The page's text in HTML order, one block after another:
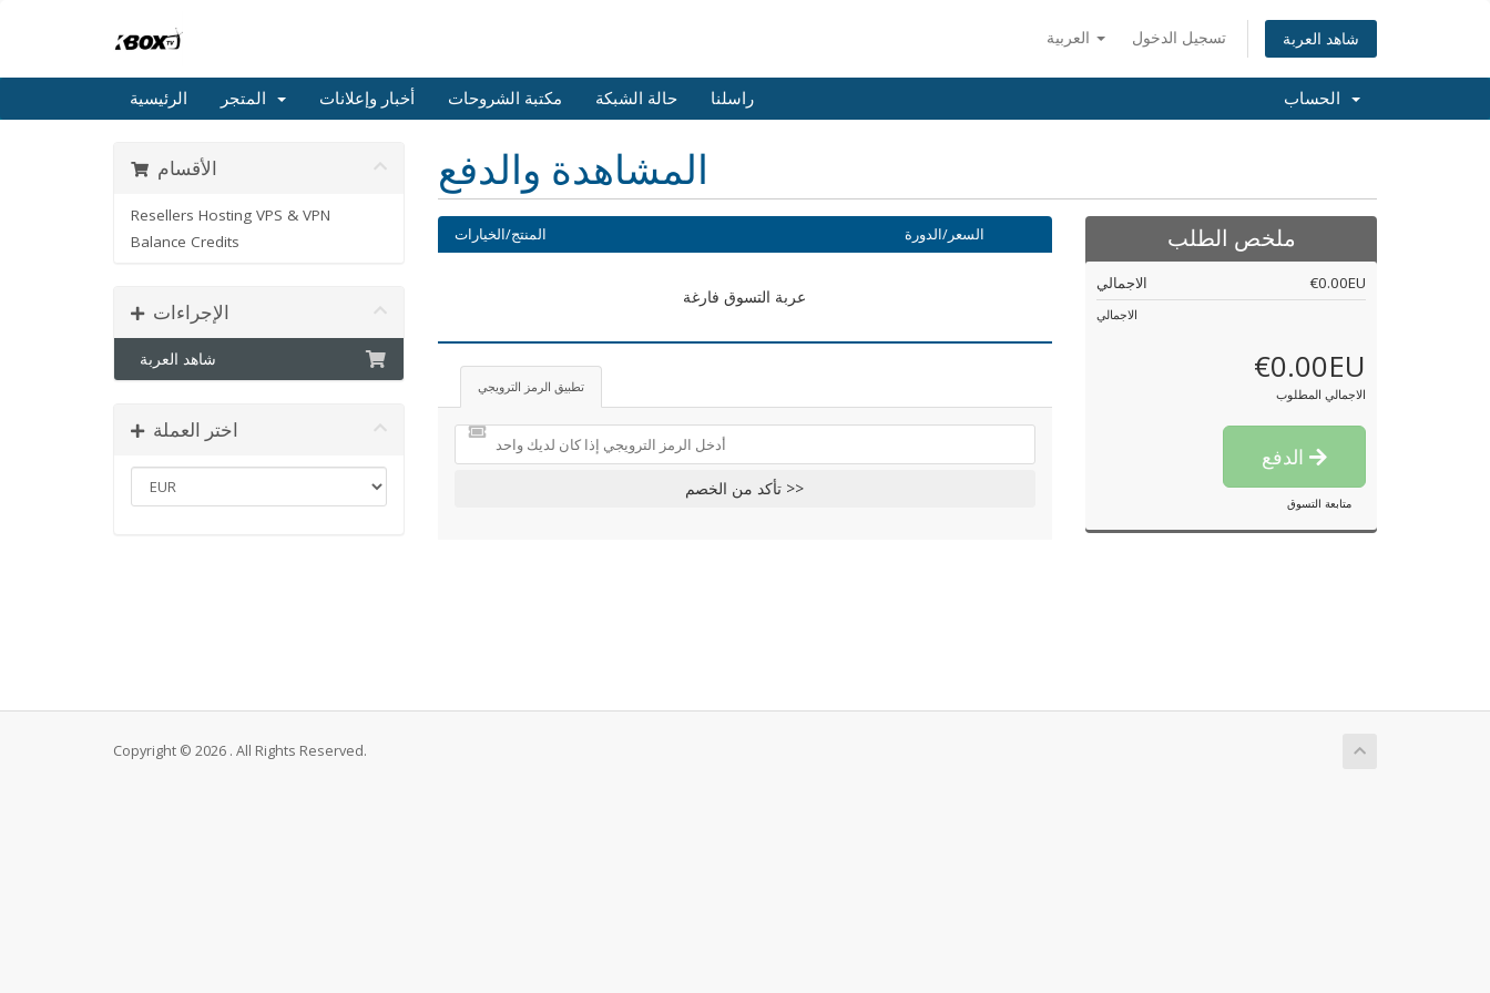
تسجيل الدخول شاهد العربة
الرئيسية أخبار وإعلانات مكتبة الشروحات حالة الشبكة راسلنا
المشاهدة والدفع الأقسام
Resellers Hosting VPS & VPN
Balance Credits
الإجراءات
شاهد العربة
اختر العملة
المنتج/الخيارات السعر/الدورة
عربة التسوق فارغة
تطبيق الرمز الترويجي
تأكد من الخصم >>
ملخص الطلب
الاجمالي €0.00EU
الاجمالي
€0.00EU
الاجمالي المطلوب
متابعة التسوق
Copyright © 2026 . All Rights Reserved.